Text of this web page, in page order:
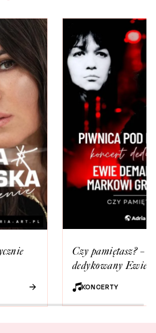
Czy pamiętasz? –
dedykowany Ewie
i Markowi
wykonaniu Piwnicy
Baranami
KONCERTY